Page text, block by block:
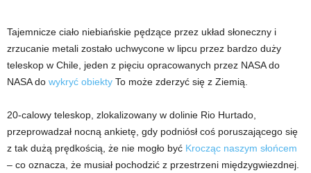
Tajemnicze ciało niebiańskie pędzące przez układ słoneczny i
zrzucanie metali zostało uchwycone w lipcu przez bardzo duży
teleskop w Chile, jeden z pięciu opracowanych przez NASA do
NASA do wykryć obiekty To może zderzyć się z Ziemią.
20-calowy teleskop, zlokalizowany w dolinie Rio Hurtado,
przeprowadzał nocną ankietę, gdy podniósł coś poruszającego się
z tak dużą prędkością, że nie mogło być Krocząc naszym słońcem
– co oznacza, że ​​musiał pochodzić z przestrzeni międzygwiezdnej.